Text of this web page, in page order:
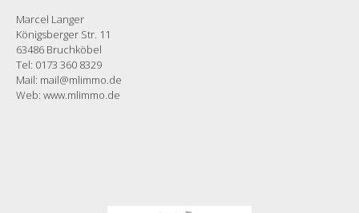
Marcel Langer
Königsberger Str. 11
63486 Bruchköbel
Tel: 0173 360 8329
Mail: mail@mlimmo.de
Web: www.mlimmo.de